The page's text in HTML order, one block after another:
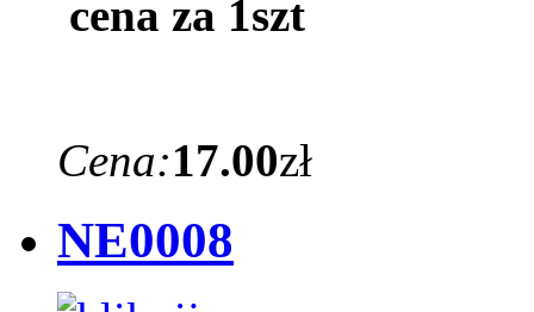
cena za 1szt
Cena:17.00zł
NE0008